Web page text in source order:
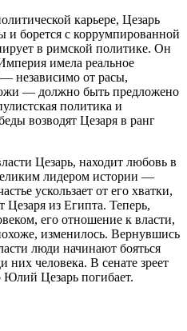
карьере, Цезарь
и борется с коррумпированной
в римской политике. Он
имела реальное
— независимо от расы,
— должно быть предложено
политика и
возводят Цезаря в ранг
Цезарь, находит любовь в
лидером истории —
ускользает от его хватки,
из Египта. Теперь,
его отношение к власти,
изменилось. Вернувшись
люди начинают бояться
них человека. В сенате зреет
Юлий Цезарь погибает.